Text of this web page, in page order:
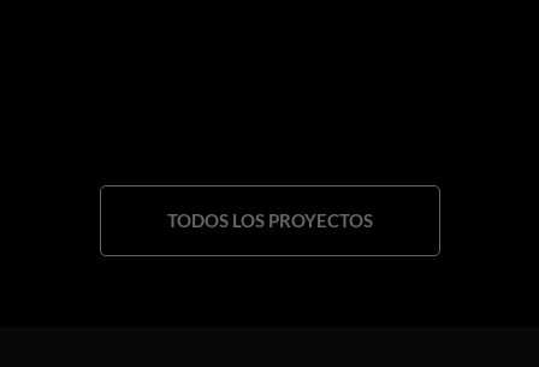
TODOS LOS PROYECTOS